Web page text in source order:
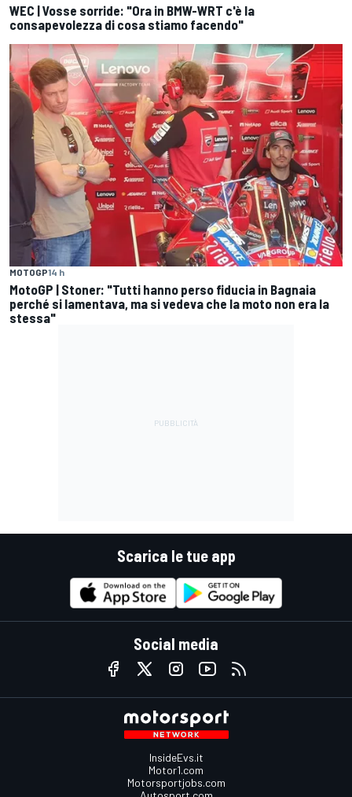
WEC | Vosse sorride: "Ora in BMW-WRT c'è la
consapevolezza di cosa stiamo facendo"
MOTOGP14 h
MotoGP | Stoner: "Tutti hanno perso fiducia in Bagnaia
perché si lamentava, ma si vedeva che la moto non era la
stessa"
Scarica le tue app
Social media
InsideEvs.it
Motor1.com
Motorsportjobs.com